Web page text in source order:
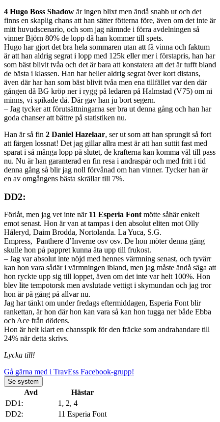
4 Hugo Boss Shadow är ingen blixt men ändå snabb ut och det
finns en skaplig chans att han sätter fötterna före, även om det inte är
mitt huvudscenario, och som jag nämnde i förra avdelningen så
vinner Björn 80% de lopp då han kommer till spets.
Hugo har gjort det bra hela sommaren utan att få vinna och faktum
är att han aldrig segrat i lopp med 125k eller mer i förstapris, han har
som bäst blivit tvåa och det är bara att konstatera att det är tufft bland
de bästa i klassen. Han har heller aldrig segrat över kort distans,
även där har han som bäst blivit tvåa men ena tillfället var den där
gången då BG kröp ner i rygg på ledaren på Halmstad (V75) om ni
minns, vi spikade då. Där gav han ju bort segern.
– Jag tycker att förutsättningarna ser bra ut denna gång och han har
goda chanser att bättre på statistiken nu.
Han är så fin 2 Daniel Hazelaar, ser ut som att han sprungit så fort
att färgen lossnat! Det jag gillar allra mest är att han suttit fast med
sparat i så många lopp på slutet, de krafterna kan komma väl till pass
nu. Nu är han garanterad en fin resa i andraspår och med fritt i tid
denna gång så blir jag noll förvånad om han vinner. Tycker han är
en av omgångens bästa skrällar till 7%.
DD2:
Förlåt, men jag vet inte när11 Esperia Font mötte såhär enkelt
emot senast. Hon är van at tampas i den absolut eliten mot Olly
Håleryd, Daim Brodda, Nortolanda. La Yuca, S.G.
Empress, Panthere d’Inverne osv osv. De hon möter denna gång
skulle hon på pappret kunna äta upp till frukost.
– Jag var absolut inte nöjd med hennes värmning senast, och tyvärr
kan hon vara sådär i värmningen ibland, men jag måste ändå säga att
hon ryckte upp sig till loppet, även om det inte var helt 100%. Hon
blev lite tempotorsk men avslutade vettigt i skymundan och jag tror
hon är på gång på allvar nu.
Jag har tänkt om under fredags eftermiddagen, Esperia Font blir
rankettan, är hon där hon kan vara så kan hon tugga ner både Ebba
och Ace från dödens.
Hon är helt klart en chansspik för den fräcke som andrahandare till
24% när detta skrivs.
Lycka till!
Gå gärna med i TravEss Facebook-grupp!
Se system
Avd
Hästar
DD1:
1, 2, 4
DD2:
11 Esperia Font